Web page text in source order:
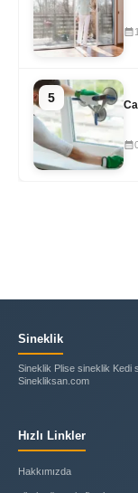
5
Sineklik
Sineklik Plise sineklik Kedi
Sinekliksan.com
Hızlı Linkler
Hakkımızda